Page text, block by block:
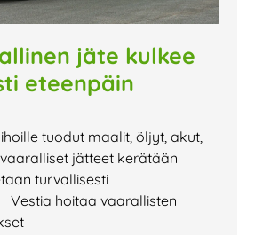
jäte kulkee
eteenpäin
tuodut maalit, öljyt, akut,
jätteet kerätään
turvallisesti
Vestia hoitaa vaarallisten